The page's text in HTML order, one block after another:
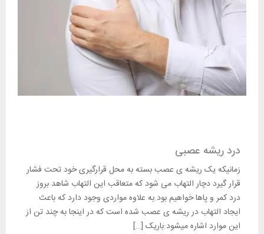
درد ریشه عصبی
زمانیکه یک ریشه ی عصب بسته به محل قرارگیری خود تحت فشار
قرار گیرد دچار التهاب می شود که متعاقب این التهاب شاهد بروز
درد کمر و پاها خواهیم بود.به علاوه مواردی وجود دارد که باعث
ایجاد التهاب در ریشه ی عصب شده است که در اینجا به چند تن از
این موارد اشاره میشود:باریک […]